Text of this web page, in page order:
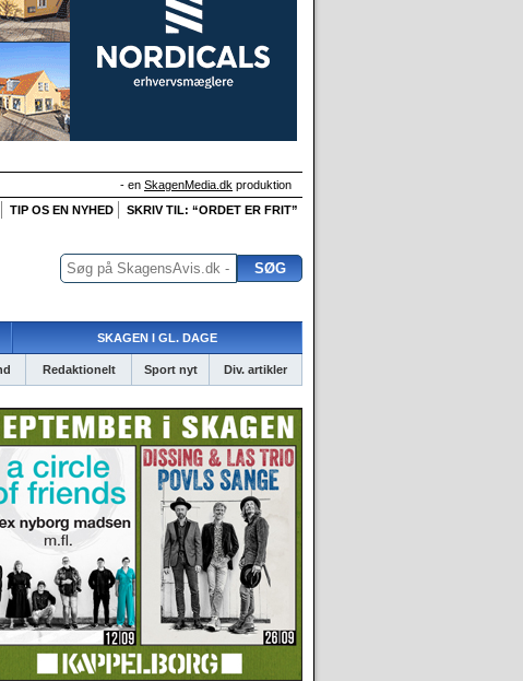
- en SkagenMedia.dk produktion
TIP OS EN NYHED SKRIV TIL: “ORDET ER FRIT”
SKAGEN I GL. DAGE
Redaktionelt Sport nyt Div. artikler